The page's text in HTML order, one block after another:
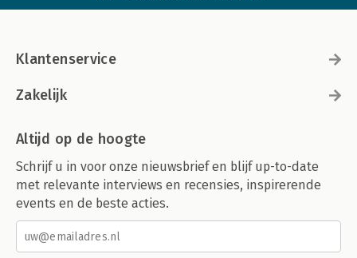
Klantenservice
Zakelijk
Altijd op de hoogte
Schrijf u in voor onze nieuwsbrief en blijf up-to-date
met relevante interviews en recensies, inspirerende
events en de beste acties.